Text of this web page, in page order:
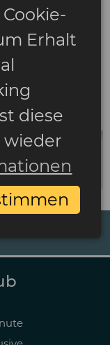
Erhalt
diese
wieder